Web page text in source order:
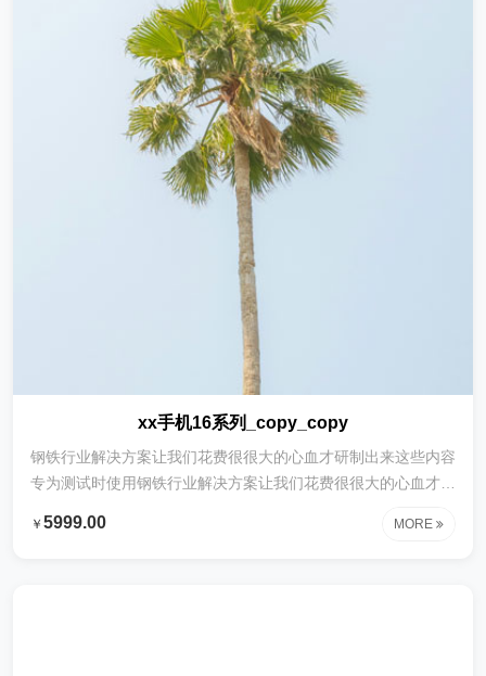
xx手机16系列_copy_copy
钢铁行业解决方案让我们花费很很大的心血才研制出来这些内容
专为测试时使用钢铁行业解决方案让我们花费很很大的心血才研
￥ 5999.00 MORE